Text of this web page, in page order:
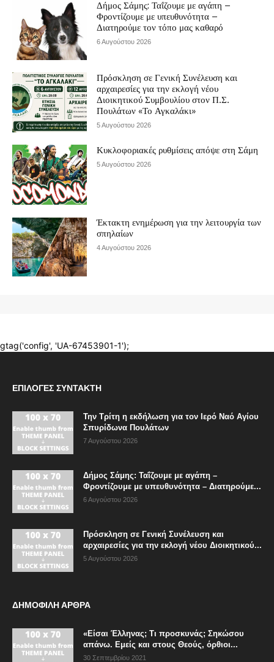
ΕΠΙΛΟΓΈΣ ΣΥΝΤΆΚΤΗ
Την Τρίτη η εκδήλωση για τον Ιερό Ναό Αγίου
Σπυρίδωνα Πουλάτων
7 Αυγούστου 2026
Δήμος Σάμης: Ταΐζουμε με αγάπη –
Φροντίζουμε με υπευθυνότητα – Διατηρούμε...
6 Αυγούστου 2026
Πρόσκληση σε Γενική Συνέλευση και
αρχαιρεσίες για την εκλογή νέου Διοικητικού...
5 Αυγούστου 2026
ΔΗΜΟΦΙΛΗ ΑΡΘΡΑ
«Είσαι Έλληνας; Τι προσκυνάς; Σηκώσου
απάνω. Εμείς και στους Θεούς, όρθιοι...
30 Σεπτεμβρίου 2021